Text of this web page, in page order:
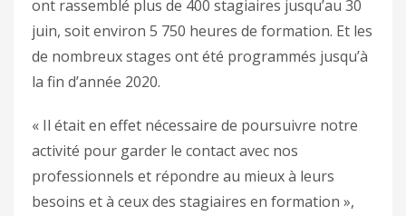
ont rassemblé plus de 400 stagiaires jusqu’au 30
juin, soit environ 5 750 heures de formation. Et les
de nombreux stages ont été programmés jusqu’à
la fin d’année 2020.
« Il était en effet nécessaire de poursuivre notre
activité pour garder le contact avec nos
professionnels et répondre au mieux à leurs
besoins et à ceux des stagiaires en formation »,